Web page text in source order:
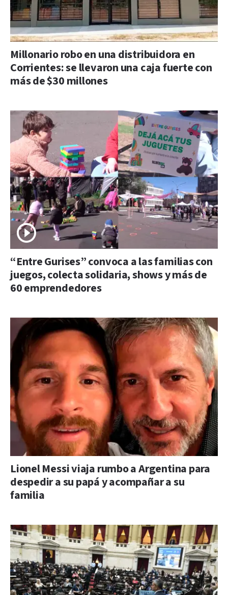
Millonario robo en una distribuidora en
Corrientes: se llevaron una caja fuerte con
más de $30 millones
“Entre Gurises” convoca a las familias con
juegos, colecta solidaria, shows y más de
60 emprendedores
Lionel Messi viaja rumbo a Argentina para
despedir a su papá y acompañar a su
familia